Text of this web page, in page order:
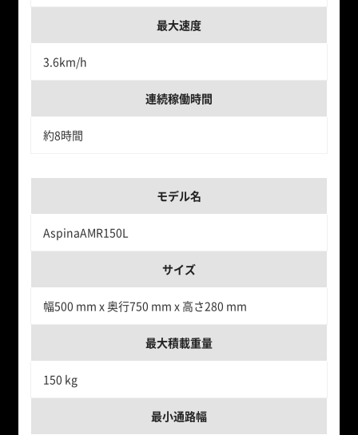
最大速度
3.6km/h
連続稼働時間
約8時間
モデル名
AspinaAMR150L
サイズ
幅500 mm x 奥行750 mm x 高さ280 mm
最大積載重量
150 kg
最小通路幅